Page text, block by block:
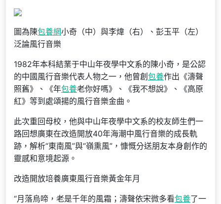
圖為陳包養網小奇（中）與李煒（右）、彭玉平（左）
泛論風行音樂
1982年本科結業于中山年夜學中文系的陳小奇，是公認
的中國風行音樂代表人物之一，他曾創 包養作出《濤聲
照舊》、《年包養老你好嗎》、《我不想說》、《高原
紅》等到處頌揚的風行音樂金曲。
此次重回母校，他與中山年夜學中文系的校友師生們一
路回想廣東在改造開放40年海潮中風行音樂的成長軌
跡，解析“東南風”與“嶺熏風”，慷慨分送朋友本身創作的
靈感和意境起源。
改造開放培養廣東風行音樂黃金年月
“月落烏啼，老是千年的風霜；濤聲依宋微多看包養了一